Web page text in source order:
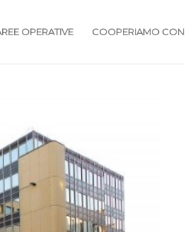
OPERATIVE COOPERIAMO CON